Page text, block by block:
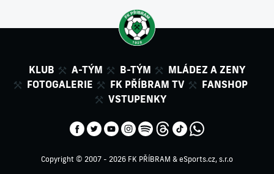
KLUB A-TÝM B-TÝM
MLÁDEZ A ZENY
FOTOGALERIE
FK PŘÍBRAM TV
FANSHOP
VSTUPENKY
Copyright © 2007 - 2026 FK PŘÍBRAM & eSports.cz, s.r.o